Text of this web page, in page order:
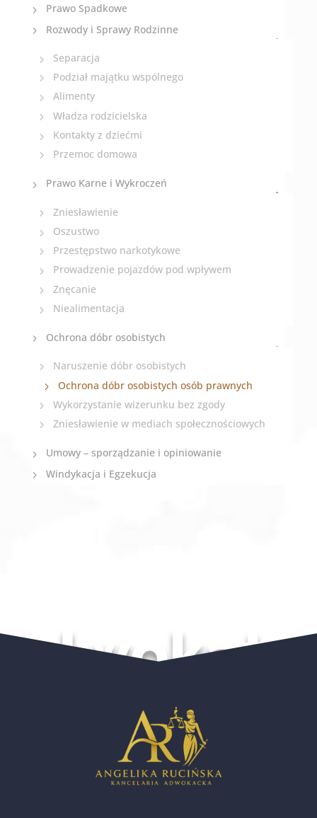
Prawo Spadkowe
Rozwody i Sprawy Rodzinne
Separacja
Podział majątku wspólnego
Alimenty
Władza rodzicielska
Kontakty z dziećmi
Przemoc domowa
Prawo Karne i Wykroczeń
Zniesławienie
Oszustwo
Przestępstwo narkotykowe
Prowadzenie pojazdów pod wpływem
Znęcanie
Niealimentacja
Ochrona dóbr osobistych
Naruszenie dóbr osobistych
Ochrona dóbr osobistych osób prawnych
Wykorzystanie wizerunku bez zgody
Zniesławienie w mediach społecznościowych
Umowy – sporządzanie i opiniowanie
Windykacja i Egzekucja